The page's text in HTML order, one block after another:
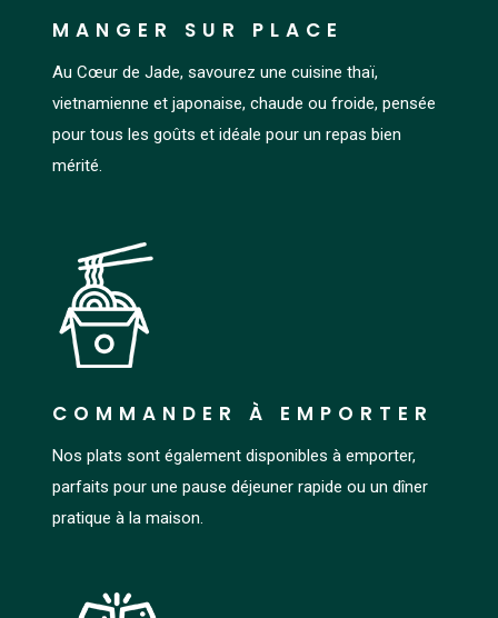
MANGER SUR PLACE
Au Cœur de Jade, savourez une cuisine thaï,
vietnamienne et japonaise, chaude ou froide, pensée
pour tous les goûts et idéale pour un repas bien
mérité.
COMMANDER À EMPORTER
Nos plats sont également disponibles à emporter,
parfaits pour une pause déjeuner rapide ou un dîner
pratique à la maison.